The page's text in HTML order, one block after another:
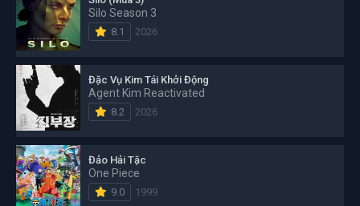
Silo Season 3
8.1 2026
Đặc Vụ Kim Tái Khởi Động
Agent Kim Reactivated
8.2 2026
Đảo Hải Tặc
One Piece
9.0 1999